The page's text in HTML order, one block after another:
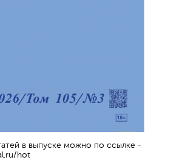
в выпуске можно по ссылке -
hot
Обратная